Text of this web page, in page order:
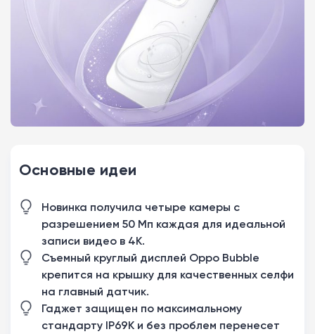
Основные идеи
Новинка получила четыре камеры с
разрешением 50 Мп каждая для идеальной
записи видео в 4K.
Съемный круглый дисплей Oppo Bubble
крепится на крышку для качественных селфи
на главный датчик.
Гаджет защищен по максимальному
стандарту IP69K и без проблем перенесет